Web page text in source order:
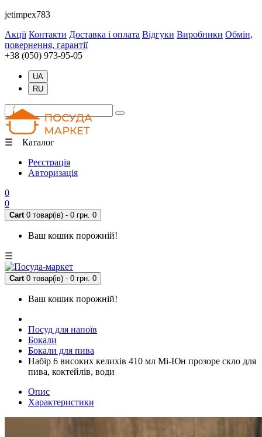
jetimpex783
Акції Контакти Доставка і оплата Відгуки Виробники Обмін,
повернення, гарантії
+38 (050) 973-95-05
UA
RU
☰ Каталог
Реєстрація
Авторизація
0
0
Cart 0 товар(ів) - 0 грн. 0
Ваш кошик порожній!
☰
Cart 0 товар(ів) - 0 грн. 0
Ваш кошик порожній!
Посуд для напоїв
Бокали
Бокали для пива
Набір 6 високих келихів 410 мл Мі-Юн прозоре скло для
пива, коктейлів, води
Опис
Характеристики